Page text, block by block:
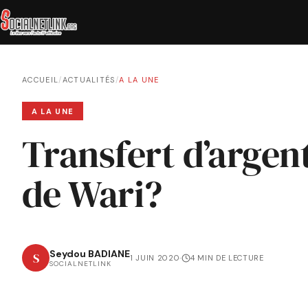
ACCUEIL/ACTUALITÉS /A LA UNE
A LA UNE
Transfert
de Wari?
S Seydou BADIANE
SOCIALNETLINK
1 JUIN 2020· 4 MIN DE LECTURE